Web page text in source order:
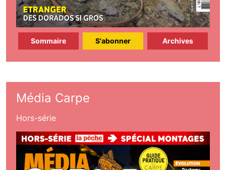
Sommaire S'abonner Archives
Média Carpe
Hors-série